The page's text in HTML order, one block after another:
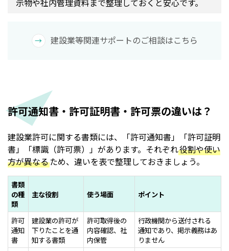
示物や社内管理資料まで整理しておくと安心です。
建設業等関連サポートのご相談はこちら
許可通知書・許可証明書・許可票の違いは？
建設業許可に関する書類には、「許可通知書」「許可証明
書」「標識（許可票）」があります。それぞれ役割や使い
方が異なるため、違いを表で整理しておきましょう。
書類
の種
類
主な役割 使う場面 ポイント
許可
通知
書
建設業の許可が
下りたことを通
知する書類
許可取得後の
内容確認、社
内保管
行政機関から送付される
通知であり、掲示義務はあ
りません